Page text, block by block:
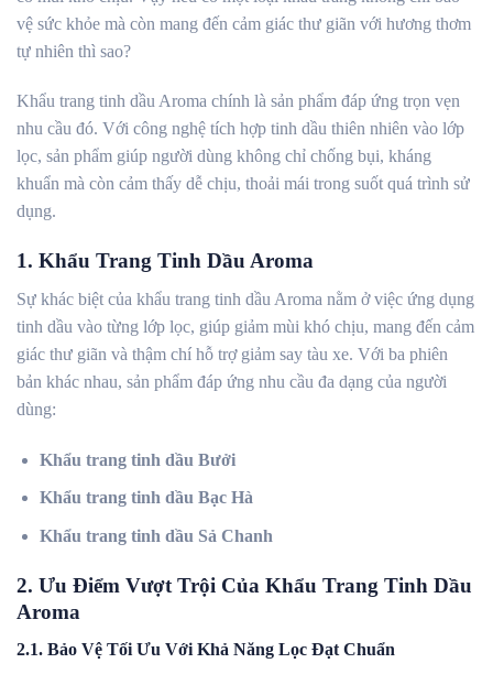
vệ sức khỏe mà còn mang đến cảm giác thư giãn với hương thơm
tự nhiên thì sao?
Khẩu trang tinh dầu Aroma chính là sản phẩm đáp ứng trọn vẹn
nhu cầu đó. Với công nghệ tích hợp tinh dầu thiên nhiên vào lớp
lọc, sản phẩm giúp người dùng không chỉ chống bụi, kháng
khuẩn mà còn cảm thấy dễ chịu, thoải mái trong suốt quá trình sử
dụng.
1. Khẩu Trang Tinh Dầu Aroma
Sự khác biệt của khẩu trang tinh dầu Aroma nằm ở việc ứng dụng
tinh dầu vào từng lớp lọc, giúp giảm mùi khó chịu, mang đến cảm
giác thư giãn và thậm chí hỗ trợ giảm say tàu xe. Với ba phiên
bản khác nhau, sản phẩm đáp ứng nhu cầu đa dạng của người
dùng:
Khẩu trang tinh dầu Bưởi
Khẩu trang tinh dầu Bạc Hà
Khẩu trang tinh dầu Sả Chanh
2. Ưu Điểm Vượt Trội Của Khẩu Trang Tinh Dầu
Aroma
2.1. Bảo Vệ Tối Ưu Với Khả Năng Lọc Đạt Chuẩn